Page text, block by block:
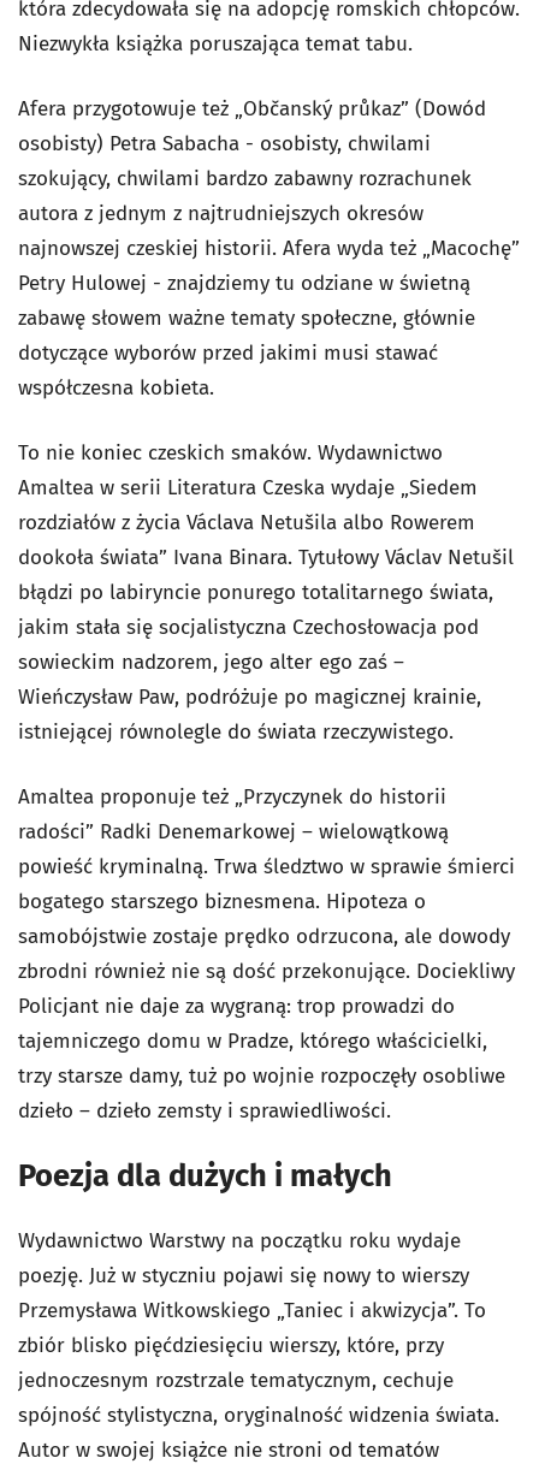
która zdecydowała się na adopcję romskich chłopców.
Niezwykła książka poruszająca temat tabu.
Afera przygotowuje też „Občanský průkaz” (Dowód
osobisty) Petra Sabacha - osobisty, chwilami
szokujący, chwilami bardzo zabawny rozrachunek
autora z jednym z najtrudniejszych okresów
najnowszej czeskiej historii. Afera wyda też „Macochę”
Petry Hulowej - znajdziemy tu odziane w świetną
zabawę słowem ważne tematy społeczne, głównie
dotyczące wyborów przed jakimi musi stawać
współczesna kobieta.
To nie koniec czeskich smaków. Wydawnictwo
Amaltea w serii Literatura Czeska wydaje „Siedem
rozdziałów z życia Václava Netušila albo Rowerem
dookoła świata” Ivana Binara. Tytułowy Václav Netušil
błądzi po labiryncie ponurego totalitarnego świata,
jakim stała się socjalistyczna Czechosłowacja pod
sowieckim nadzorem, jego alter ego zaś –
Wieńczysław Paw, podróżuje po magicznej krainie,
istniejącej równolegle do świata rzeczywistego.
Amaltea proponuje też „Przyczynek do historii
radości” Radki Denemarkowej – wielowątkową
powieść kryminalną. Trwa śledztwo w sprawie śmierci
bogatego starszego biznesmena. Hipoteza o
samobójstwie zostaje prędko odrzucona, ale dowody
zbrodni również nie są dość przekonujące. Dociekliwy
Policjant nie daje za wygraną: trop prowadzi do
tajemniczego domu w Pradze, którego właścicielki,
trzy starsze damy, tuż po wojnie rozpoczęły osobliwe
dzieło – dzieło zemsty i sprawiedliwości.
Poezja dla dużych i małych
Wydawnictwo Warstwy na początku roku wydaje
poezję. Już w styczniu pojawi się nowy to wierszy
Przemysława Witkowskiego „Taniec i akwizycja”. To
zbiór blisko pięćdziesięciu wierszy, które, przy
jednoczesnym rozstrzale tematycznym, cechuje
spójność stylistyczna, oryginalność widzenia świata.
Autor w swojej książce nie stroni od tematów